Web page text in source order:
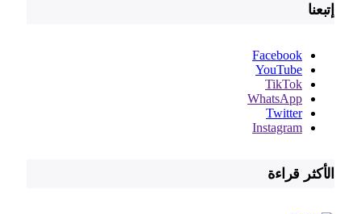
إتبعنا
Facebook
YouTube
TikTok
WhatsApp
Twitter
Instagram
الأكثر قراءة